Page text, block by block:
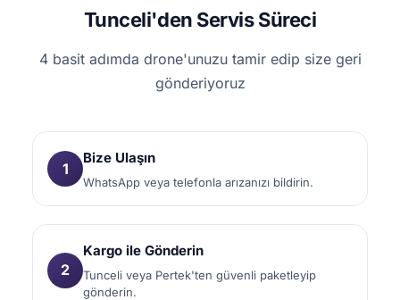
Tunceli'den Servis Süreci
4 basit adımda drone'unuzu tamir edip size geri
gönderiyoruz
1
Bize Ulaşın
WhatsApp veya telefonla arızanızı bildirin.
2
Kargo ile Gönderin
Tunceli veya Pertek'ten güvenli paketleyip
gönderin.